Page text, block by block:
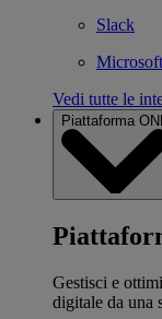
Slack
Vedi tutte le
Piattaforma
Gestisci e
digitale da una